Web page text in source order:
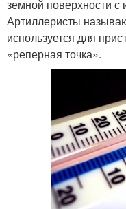
земной поверхности с
Артиллеристы
используется для
«реперная точка».